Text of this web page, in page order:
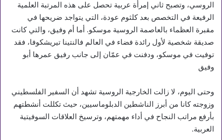
الروسي، وتصبح ثاني إمرأة عربية تحصل على هذه المرتبة العلمية
الرفيعة في التخصص بعد كلثوم عودة، التي يتواجد ضريحها في
مقبرة العظماء بالعاصمة الروسية موسكو. أما أم وفيق، والتي كانت
صديقة شخصية لأول رائدة فضاء في العالم فالنتينا تيريشكوفا، فقد
توفيت في موسكو، ودفنت في عمّان إلى جانب رفيق عمرها أبو
وفيق
وحتى اليوم، لا زالت الخارجية الروسية تشهد أن السفير الفلسطيني
وزوجته كانا من أبرز الناشطين الدبلوماسيين، حيث تكللت أنشطتهم
بأرفع مراتب النجاح في أداء مهمتهم، وترسيخ العلاقات السوفيتية
العربية.